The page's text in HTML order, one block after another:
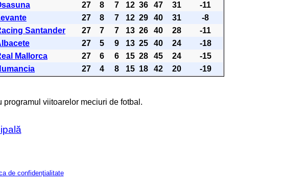
27 8 7 12 36 47 31
-11
27 8 7 12 29 40 31
-8
Santander 27 7 7 13 26 40 28
-11
27 5 9 13 25 40 24
-18
Mallorca 27 6 6 15 28 45 24
-15
27 4 8 15 18 42 20 -19
viitoarelor meciuri de fotbal.
de confidenţialitate